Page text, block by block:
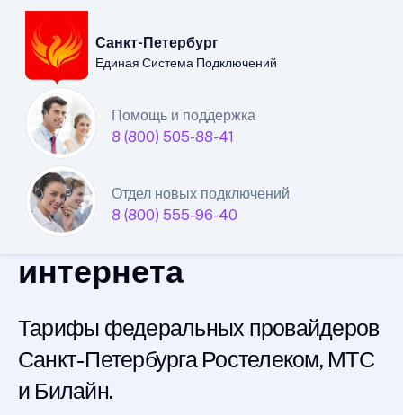
Санкт-Петербург
Единая Система Подключений
Помощь и поддержка
8 (800) 505-88-41
Отдел новых подключений
8 (800) 555-96-40
Санкт-Петербургский
филиал
Единой Системы
Подключений
интернета
Тарифы федеральных провайдеров
Санкт-Петербурга Ростелеком, МТС
и Билайн.